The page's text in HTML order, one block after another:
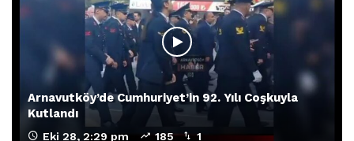
Arnavutköy’de Cumhuriyet’in 92. Yılı Coşkuyla
Kutlandı
Eki 28, 2:29 pm 185 1